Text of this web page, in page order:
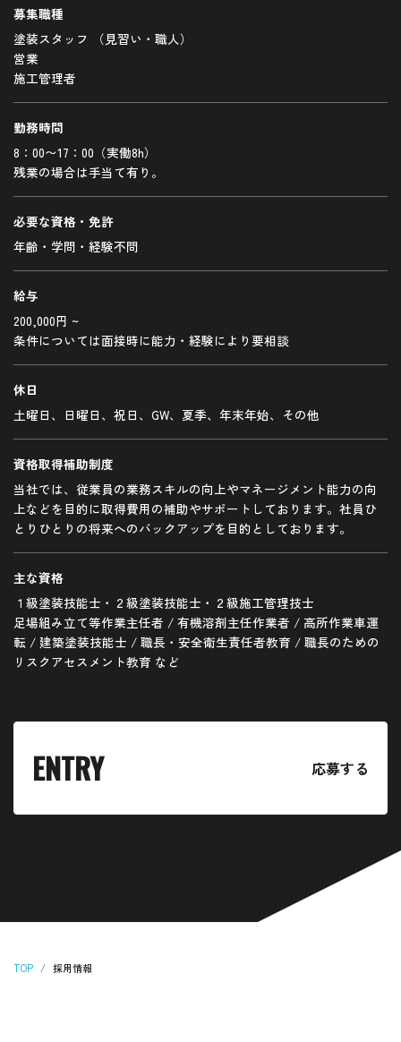
募集職種
塗装スタッフ （見習い・職人）
営業
施工管理者
勤務時間
8：00〜17：00（実働8h）
残業の場合は手当て有り。
必要な資格・免許
年齢・学問・経験不問
給与
200,000円 ~
条件については面接時に能力・経験により要相談
休日
土曜日、日曜日、祝日、GW、夏季、年末年始、その他
資格取得補助制度
当社では、従業員の業務スキルの向上やマネージメント能力の向
上などを目的に取得費用の補助やサポートしております。社員ひ
とりひとりの将来へのバックアップを目的としております。
主な資格
１級塗装技能士・２級塗装技能士・２級施工管理技士
足場組み立て等作業主任者 / 有機溶剤主任作業者 / 高所作業車運
転 / 建築塗装技能士 / 職長・安全衛生責任者教育 / 職長のための
リスクアセスメント教育 など
ENTRY 応募する
TOP 採用情報